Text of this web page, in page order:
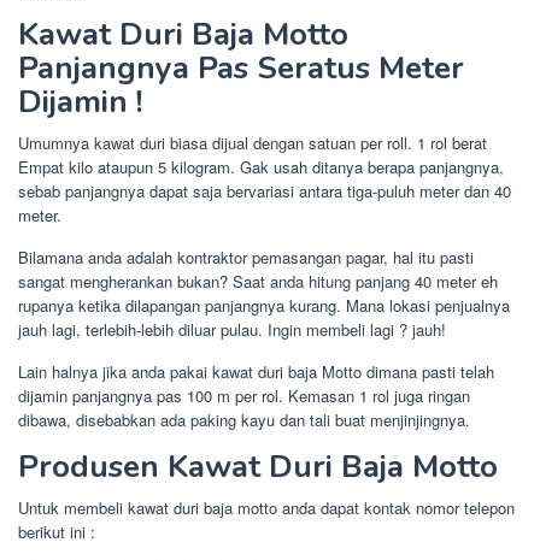
Kawat Duri Baja Motto
Panjangnya Pas Seratus Meter
Dijamin !
Umumnya kawat duri biasa dijual dengan satuan per roll. 1 rol berat
Empat kilo ataupun 5 kilogram. Gak usah ditanya berapa panjangnya,
sebab panjangnya dapat saja bervariasi antara tiga-puluh meter dan 40
meter.
Bilamana anda adalah kontraktor pemasangan pagar, hal itu pasti
sangat mengherankan bukan? Saat anda hitung panjang 40 meter eh
rupanya ketika dilapangan panjangnya kurang. Mana lokasi penjualnya
jauh lagi, terlebih-lebih diluar pulau. Ingin membeli lagi ? jauh!
Lain halnya jika anda pakai kawat duri baja Motto dimana pasti telah
dijamin panjangnya pas 100 m per rol. Kemasan 1 rol juga ringan
dibawa, disebabkan ada paking kayu dan tali buat menjinjingnya.
Produsen Kawat Duri Baja Motto
Untuk membeli kawat duri baja motto anda dapat kontak nomor telepon
berikut ini :